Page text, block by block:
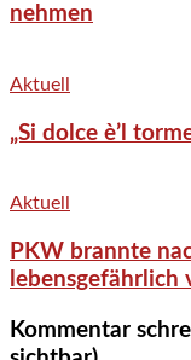
nehmen
Aktuell
„Si dolce è’l
Aktuell
PKW brannte
lebensgefährlich
Kommentar